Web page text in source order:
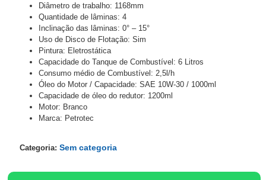
Diâmetro de trabalho: 1168mm
Quantidade de lâminas: 4
Inclinação das lâminas: 0° – 15°
Uso de Disco de Flotação: Sim
Pintura: Eletrostática
Capacidade do Tanque de Combustível: 6 Litros
Consumo médio de Combustível: 2,5l/h
Óleo do Motor / Capacidade: SAE 10W-30 / 1000ml
Capacidade de óleo do redutor: 1200ml
Motor: Branco
Marca: Petrotec
Categoria:Sem categoria